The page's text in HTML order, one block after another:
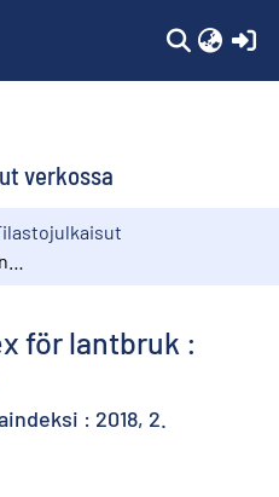
verkossa
för lantbruk :
: 2018, 2.